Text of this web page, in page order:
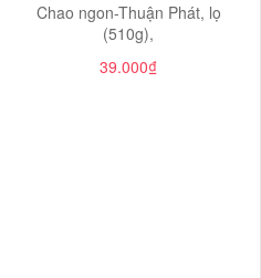
Chao ngon-Thuận Phát, lọ
(510g),
39.000₫